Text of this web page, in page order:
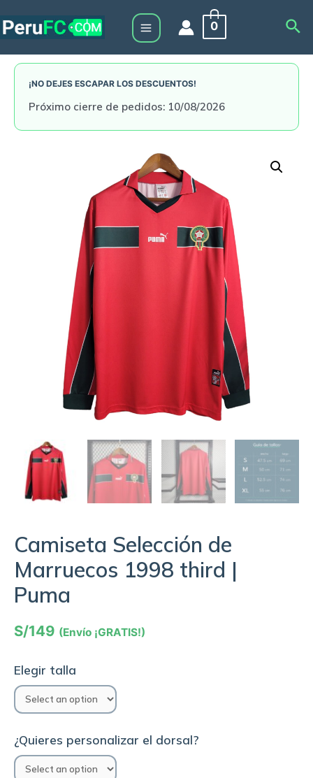
to
Main
Menu
0
¡NO DEJES ESCAPAR LOS DESCUENTOS!
Próximo cierre de pedidos: 10/08/2026
Camiseta Selección de
Marruecos 1998 third |
Puma
S/149 (Envío ¡GRATIS!)
Elegir talla
¿Quieres personalizar el dorsal?